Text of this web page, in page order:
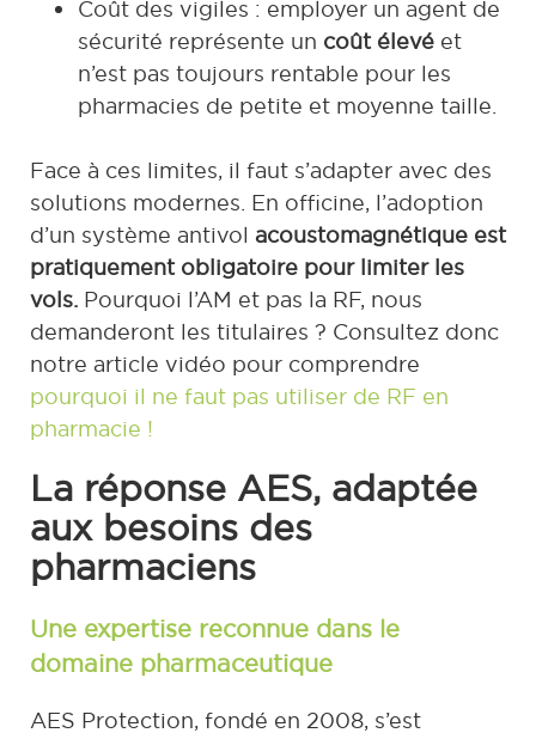
Coût des vigiles : employer un agent de
sécurité représente un coût élevé et
n’est pas toujours rentable pour les
pharmacies de petite et moyenne taille.
Face à ces limites, il faut s’adapter avec des
solutions modernes. En officine, l’adoption
d’un système antivol acoustomagnétique est
pratiquement obligatoire pour limiter les
vols. Pourquoi l’AM et pas la RF, nous
demanderont les titulaires ? Consultez donc
notre article vidéo pour comprendre
pourquoi il ne faut pas utiliser de RF en
pharmacie !
La réponse AES, adaptée
aux besoins des
pharmaciens
Une expertise reconnue dans le
domaine pharmaceutique
AES Protection, fondé en 2008, s’est